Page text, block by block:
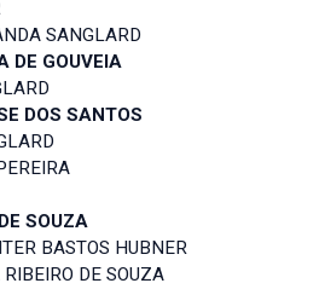
SANGLARD
DE GOUVEIA
DOS SANTOS
SOUZA
BASTOS HUBNER
DE SOUZA